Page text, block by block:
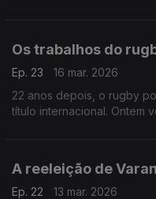
Os trabalhos do
Ep. 23
16 mar. 2026
22 anos depois, o rugby
título internacional. Ontem
A reeleição de
Ep. 22
13 mar. 2026